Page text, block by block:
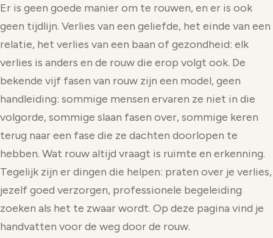
Er is geen goede manier om te rouwen, en er is ook
geen tijdlijn. Verlies van een geliefde, het einde van een
relatie, het verlies van een baan of gezondheid: elk
verlies is anders en de rouw die erop volgt ook. De
bekende vijf fasen van rouw zijn een model, geen
handleiding: sommige mensen ervaren ze niet in die
volgorde, sommige slaan fasen over, sommige keren
terug naar een fase die ze dachten doorlopen te
hebben. Wat rouw altijd vraagt is ruimte en erkenning.
Tegelijk zijn er dingen die helpen: praten over je verlies,
jezelf goed verzorgen, professionele begeleiding
zoeken als het te zwaar wordt. Op deze pagina vind je
handvatten voor de weg door de rouw.